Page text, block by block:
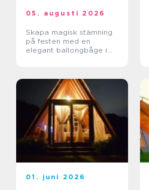
05. augusti 2026
Skapa magisk stämning
på festen med en
elegant ballongbåge i
01. juni 2026